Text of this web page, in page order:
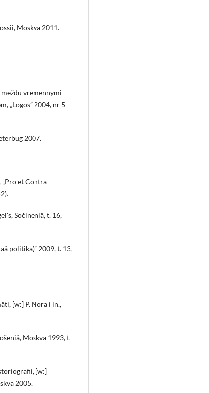
Moskva 2011.
vremennymi
„Logos” 2004, nr 5
2007.
„Pro et Contra
Sočineniâ, t. 16,
politika)” 2009, t. 13,
[w:] P. Nora i in.,
Moskva 1993, t.
[w:]
2005.